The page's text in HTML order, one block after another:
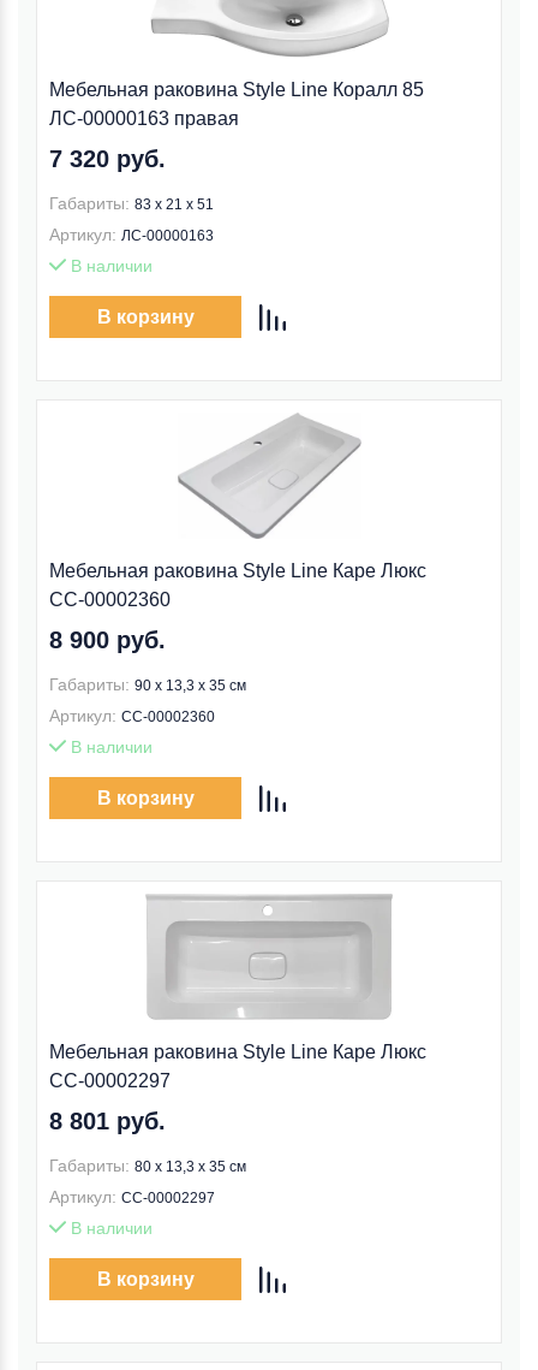
Мебельная раковина Style Line Коралл 85
ЛС-00000163 правая
7 320 руб.
Габариты: 83 x 21 x 51
Артикул: ЛС-00000163
В наличии
В корзину
Мебельная раковина Style Line Каре Люкс
СС-00002360
8 900 руб.
Габариты: 90 x 13,3 x 35 см
Артикул: СС-00002360
В наличии
В корзину
Мебельная раковина Style Line Каре Люкс
СС-00002297
8 801 руб.
Габариты: 80 x 13,3 x 35 см
Артикул: СС-00002297
В наличии
В корзину